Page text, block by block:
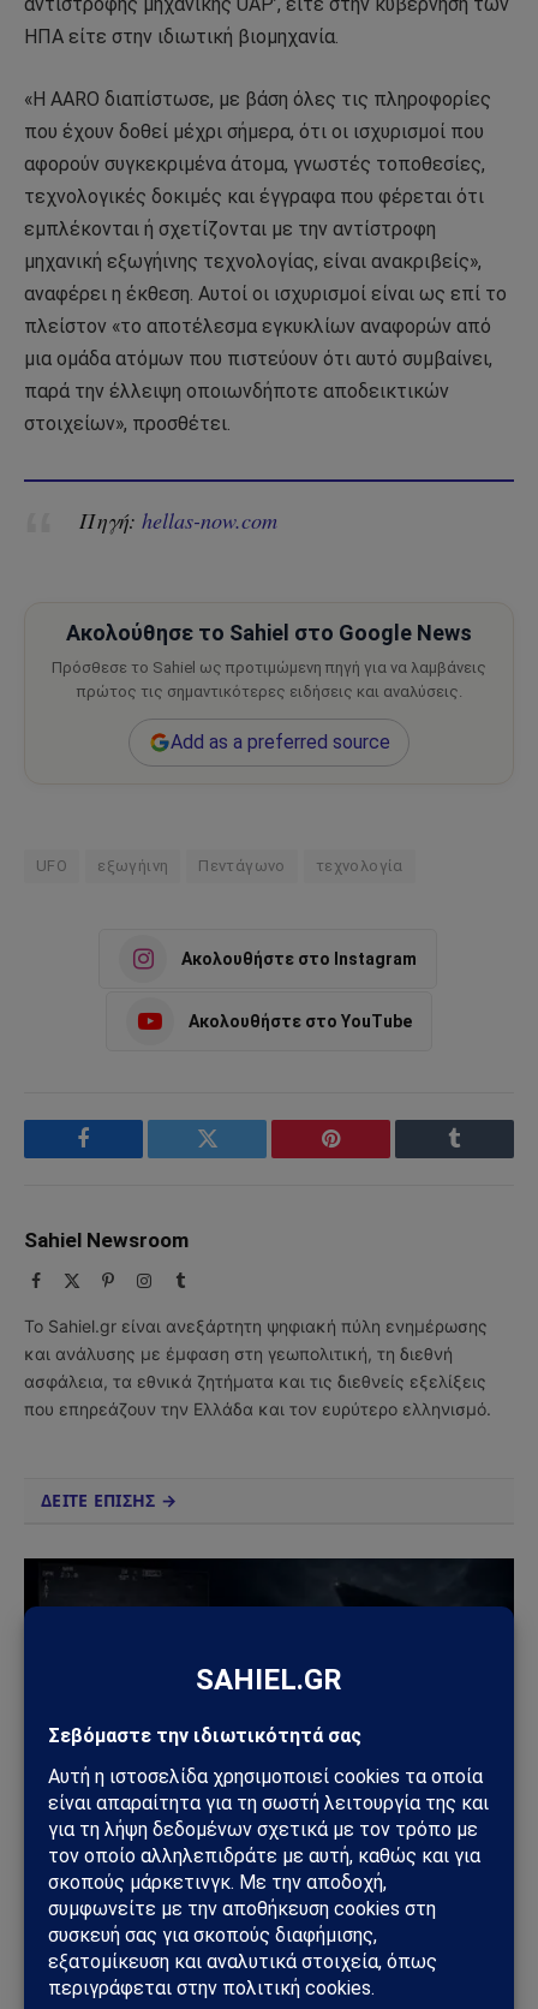
αντίστροφης μηχανικής UAP’, είτε στην κυβέρνηση των
ΗΠΑ είτε στην ιδιωτική βιομηχανία.
«Η AARO διαπίστωσε, με βάση όλες τις πληροφορίες
που έχουν δοθεί μέχρι σήμερα, ότι οι ισχυρισμοί που
αφορούν συγκεκριμένα άτομα, γνωστές τοποθεσίες,
τεχνολογικές δοκιμές και έγγραφα που φέρεται ότι
εμπλέκονται ή σχετίζονται με την αντίστροφη
μηχανική εξωγήινης τεχνολογίας, είναι ανακριβείς»,
αναφέρει η έκθεση. Αυτοί οι ισχυρισμοί είναι ως επί το
πλείστον «το αποτέλεσμα εγκυκλίων αναφορών από
μια ομάδα ατόμων που πιστεύουν ότι αυτό συμβαίνει,
παρά την έλλειψη οποιωνδήποτε αποδεικτικών
στοιχείων», προσθέτει.
Πηγή:hellas-now.com
Ακολούθησε το Sahiel στο Google News
Πρόσθεσε το Sahiel ως προτιμώμενη πηγή για να λαμβάνεις
πρώτος τις σημαντικότερες ειδήσεις και αναλύσεις.
Add as a preferred source
UFO εξωγήινη Πεντάγωνο τεχνολογία
Ακολουθήστε στο Instagram
Ακολουθήστε στο YouTube
Facebook Twitter Pinterest Tumblr
Sahiel Newsroom
Facebook PinterestInstagram
Tumblr
Το Sahiel.gr είναι ανεξάρτητη ψηφιακή πύλη ενημέρωσης
και ανάλυσης με έμφαση στη γεωπολιτική, τη διεθνή
ασφάλεια, τα εθνικά ζητήματα και τις διεθνείς εξελίξεις
που επηρεάζουν την Ελλάδα και τον ευρύτερο ελληνισμό.
ΔΕΙΤΕ ΕΠΙΣΗΣ →
ΠΑΡΆΞΕΝΑ
Πεντάγωνο και UFO: Νέα απόρρητα αρχεία,
βίντεο και ανεξήγητες καταγραφές UAP βγαίνουν
στο φως
08/08/2026